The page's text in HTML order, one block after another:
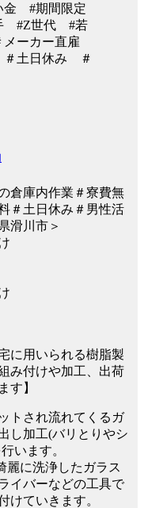
金 #期間限定
#Z世代 #若
ーカー直雇
土日休み ＃
倉庫内作業＃寮費無
＃土日休み＃男性活
滑川市＞
に用いられる樹脂製
み付けや加工、出荷
す】
され流れてくるガ
し加工(バリとりやシ
います。
に洗浄したガラス
イバーなどの工具で
けていきます。